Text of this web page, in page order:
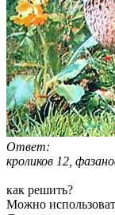
Ответ:
кроликов 12,
как решить?
Можно